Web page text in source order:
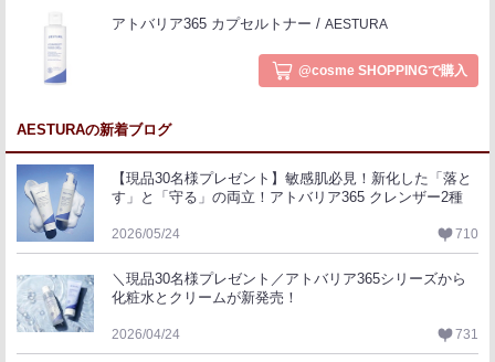
アトバリア365 カプセルトナー AESTURA
@cosme SHOPPINGで購入
AESTURAの新着ブログ
【現品30名様プレゼント】敏感肌必見！新化した「落と
す」と「守る」の両立！アトバリア365 クレンザー2種
2026/05/24 710
＼現品30名様プレゼント／アトバリア365シリーズから
化粧水とクリームが新発売！
2026/04/24 731